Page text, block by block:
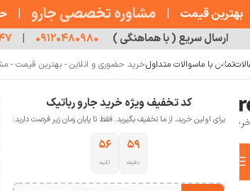
کد تخفیف ویژه خرید جارو رباتیک
برای اولین خرید، از ما تخفیف بگیرید. فقط تا پایان زمان زیر فرصت دارید:
۵۹
دقیقه
۵۵
ثانیه
تماس با ماسوالات متداولخرید حضوری و انلاین - بهترین قیمت -
خانه
انتخاب دسته
خانه جارو رباتیک جاروی رباتیک استخر Aiper مدل Seagull Pro
بهترین قیمت | مشاوره تخصصی جارو |
ارسال سریع ( با هماهنگی ) ۰۹۱۲۰۴۸۰۹۸۰ |